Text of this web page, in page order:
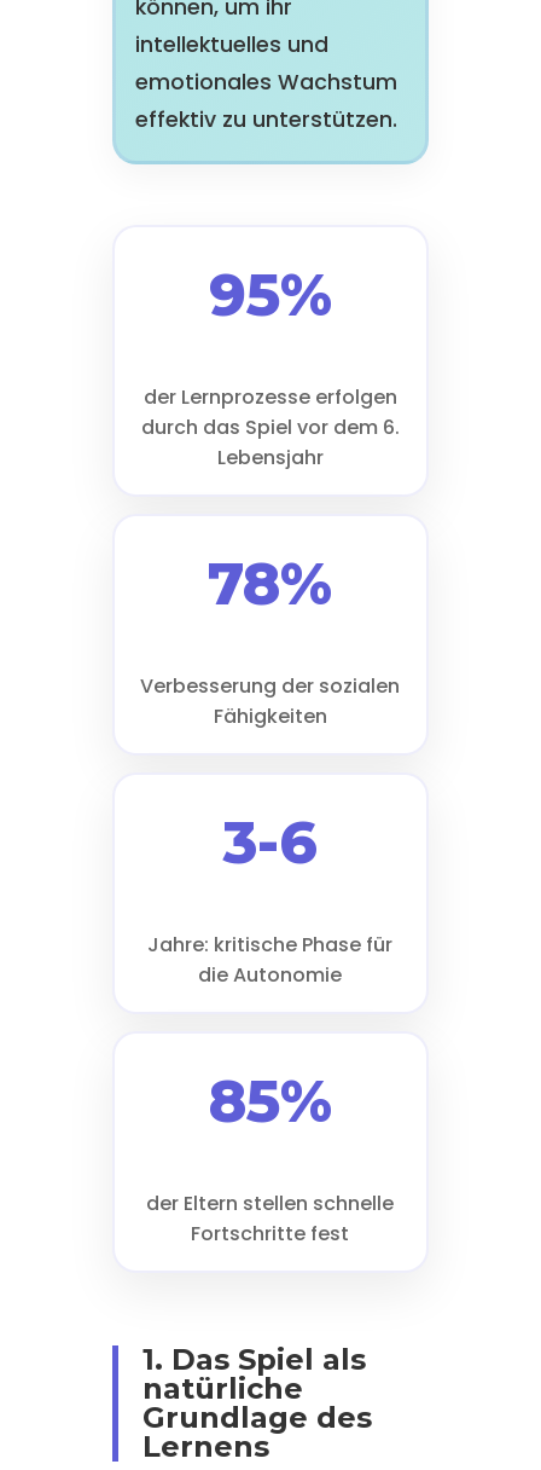
können, um ihr
intellektuelles und
emotionales Wachstum
effektiv zu unterstützen.
95%
der Lernprozesse erfolgen
durch das Spiel vor dem 6.
Lebensjahr
78%
Verbesserung der sozialen
Fähigkeiten
3-6
Jahre: kritische Phase für
die Autonomie
85%
der Eltern stellen schnelle
Fortschritte fest
1. Das Spiel als
natürliche
Grundlage des
Lernens